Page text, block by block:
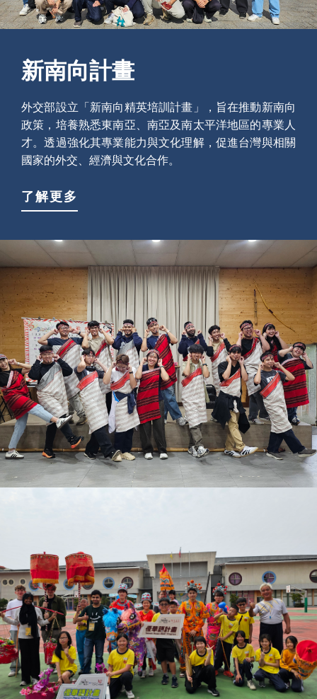
新南向計畫
外交部設立「新南向精英培訓計畫」，旨在推動新南向
政策，培養熟悉東南亞、南亞及南太平洋地區的專業人
才。透過強化其專業能力與文化理解，促進台灣與相關
國家的外交、經濟與文化合作。
了解更多